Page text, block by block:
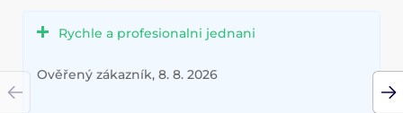
Rychle a profesionalni jednani
Ověřený zákazník, 8. 8. 2026